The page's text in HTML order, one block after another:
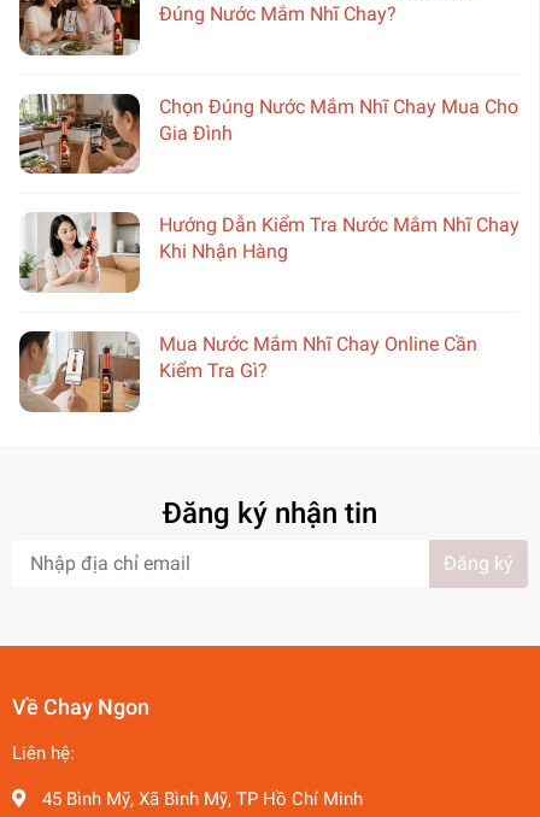
Đúng Nước Mắm Nhĩ Chay?
Chọn Đúng Nước Mắm Nhĩ Chay Mua Cho
Gia Đình
Hướng Dẫn Kiểm Tra Nước Mắm Nhĩ Chay
Khi Nhận Hàng
Mua Nước Mắm Nhĩ Chay Online Cần
Kiểm Tra Gì?
Đăng ký nhận tin
Đăng ký
Về Chay Ngon
Liên hệ:
45 Bình Mỹ, Xã Bình Mỹ, TP Hồ Chí Minh